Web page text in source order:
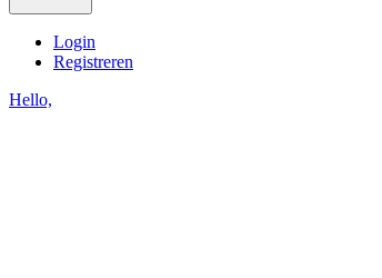
Login
Registreren
Hello,